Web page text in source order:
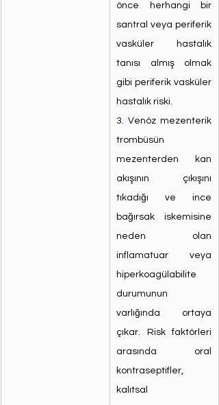
önce herhangi bir
santral veya periferik
vasküler hastalık
tanısı almış olmak
gibi periferik vasküler
hastalık riski.
3. Venöz mezenterik
trombüsün
mezenterden kan
akışının çıkışını
tıkadığı ve ince
bağırsak iskemisine
neden olan
inflamatuar veya
hiperkoagülabilite
durumunun
varlığında ortaya
çıkar. Risk faktörleri
arasında oral
kontraseptifler,
kalıtsal